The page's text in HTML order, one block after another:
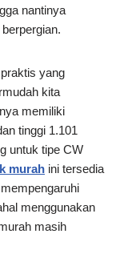
nantinya
yang
kita
memiliki
tinggi 1.101
untuk tipe CW
murah ini tersedia
menggunakan
masih